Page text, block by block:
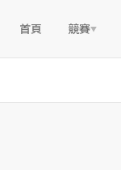
首頁 競賽▼